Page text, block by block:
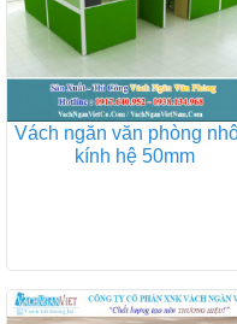
Vách ngăn văn phòng
kính hệ 50mm